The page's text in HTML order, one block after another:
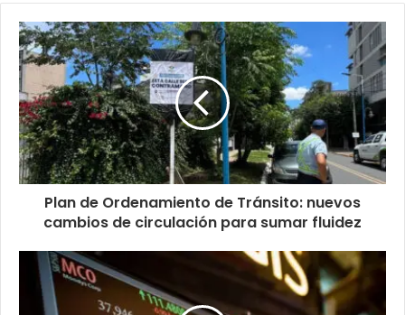
Plan de Ordenamiento de Tránsito: nuevos
cambios de circulación para sumar fluidez